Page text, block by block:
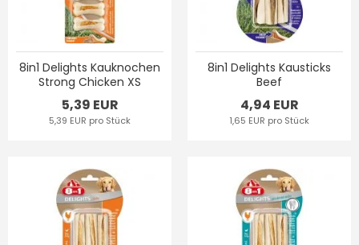
8in1 Delights Kauknochen
Strong Chicken XS
5,39 EUR
5,39 EUR pro Stück
8in1 Delights Kausticks
Beef
4,94 EUR
1,65 EUR pro Stück